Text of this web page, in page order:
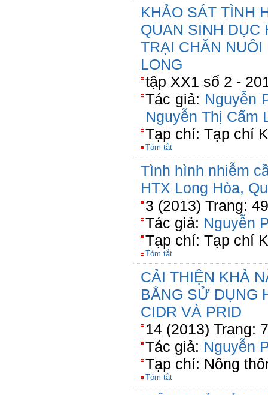
KHẢO SÁT TÌNH
QUAN SINH DỤC
TRẠI CHĂN
LONG
tập XX1 số 2 -
Tác giả: Nguyễn
Nguyễn Thị Cẩm
Tạp chí: Tạp chí
Tóm tắt
Tình hình nhiễm
HTX Long Hòa,
3 (2013) Trang: 49
Tác giả: Nguyễn
Tạp chí: Tạp chí
Tóm tắt
CẢI THIỆN KHẢ
BẰNG SỬ DỤNG
CIDR VÀ PRID
14 (2013) Trang:
Tác giả: Nguyễn
Tạp chí: Nông
Tóm tắt